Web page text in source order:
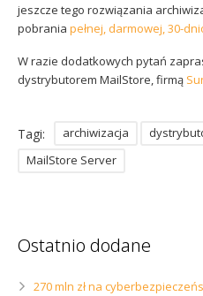
jeszcze tego rozwiązania
pobrania pełnej, darmowej, 30-
W razie dodatkowych pytań
dystrybutorem MailStore, firmą
Tagi: archiwizacja
MailStore Server
Ostatnio dodane
270 mln zł na